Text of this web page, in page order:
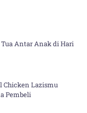
Tua Antar Anak di Hari
Chicken Lazismu
Pembeli